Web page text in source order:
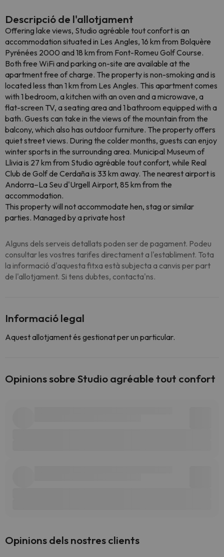
Descripció de l'allotjament
Offering lake views, Studio agréable tout confort is an
accommodation situated in Les Angles, 16 km from Bolquère
Pyrénées 2000 and 18 km from Font-Romeu Golf Course.
Both free WiFi and parking on-site are available at the
apartment free of charge. The property is non-smoking and is
located less than 1 km from Les Angles. This apartment comes
with 1 bedroom, a kitchen with an oven and a microwave, a
flat-screen TV, a seating area and 1 bathroom equipped with a
bath. Guests can take in the views of the mountain from the
balcony, which also has outdoor furniture. The property offers
quiet street views. During the colder months, guests can enjoy
winter sports in the surrounding area. Municipal Museum of
Llivia is 27 km from Studio agréable tout confort, while Real
Club de Golf de Cerdaña is 33 km away. The nearest airport is
Andorra–La Seu d'Urgell Airport, 85 km from the
accommodation.
This property will not accommodate hen, stag or similar
parties. Managed by a private host
Alguns dels serveis detallats poden ser de pagament. Podeu
consultar les vostres tarifes directament a l'establiment. Tota
la informació d'aquesta fitxa està subjecta a canvis per part
de l'allotjament. Si tens dubtes, contacta'ns.
Informació legal
Aquest allotjament és gestionat per un particular.
Opinions sobre Studio agréable tout confort
Opinions dels nostres clients